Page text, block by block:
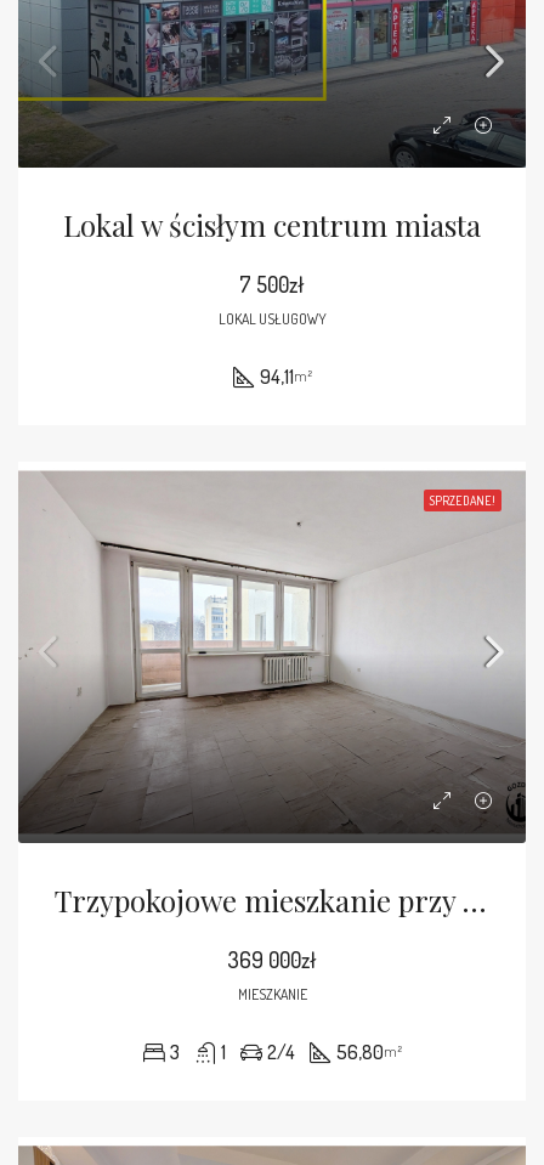
Lokal w ścisłym centrum miasta
7 500zł
LOKAL USŁUGOWY
94,11m²
SPRZEDANE!
Trzypokojowe mieszkanie przy PCK
369 000zł
MIESZKANIE
3 1 2/4 56,80m²